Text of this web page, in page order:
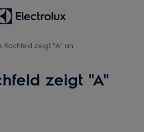
Kochfeld zeigt "A" an
zeigt "A"